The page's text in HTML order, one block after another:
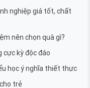
nghiệp giá tốt, chất
nên chọn quà gì?
kỳ độc đáo
học ý nghĩa thiết thực
trẻ